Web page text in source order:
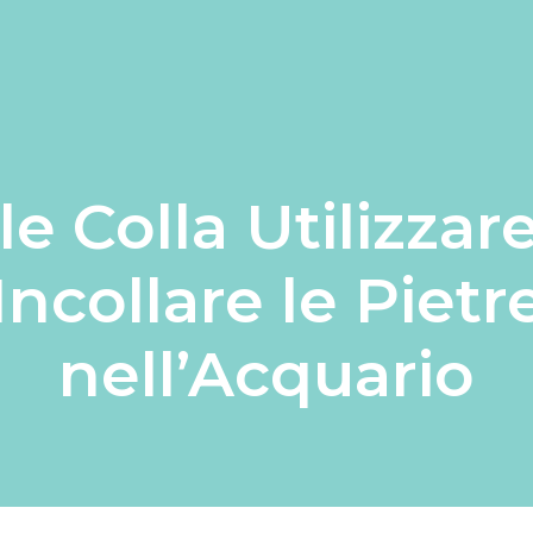
Colla
le
nell’Acquario